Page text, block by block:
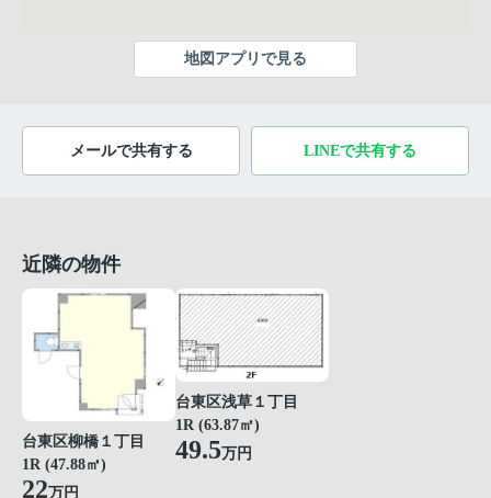
地図アプリで見る
メールで共有する LINEで共有する
近隣の物件
台東区柳橋１丁目
1R (47.88㎡)
22万円
台東区浅草１丁目
1R (63.87㎡)
49.5万円